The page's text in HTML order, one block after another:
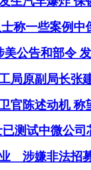
称一些案例
美公告和部令
局原副局长张
官陈述动机
测试中微公
涉嫌非法招